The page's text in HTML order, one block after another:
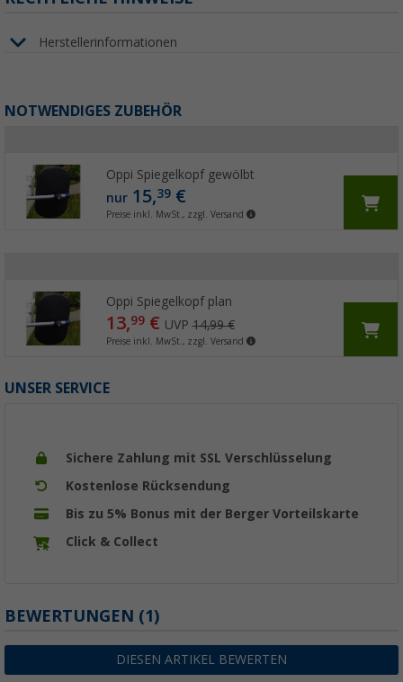
Herstellerinformationen
NOTWENDIGES ZUBEHÖR
Oppi Spiegelkopf gewölbt
nur15,39€
Preise inkl. MwSt., zzgl. Versand
Oppi Spiegelkopf plan
13,99€ UVP14,99 €
Preise inkl. MwSt., zzgl. Versand
UNSER SERVICE
Sichere Zahlung mit SSL Verschlüsselung
Kostenlose Rücksendung
Bis zu 5% Bonus mit der Berger Vorteilskarte
Click & Collect
BEWERTUNGEN (1)
DIESEN ARTIKEL BEWERTEN